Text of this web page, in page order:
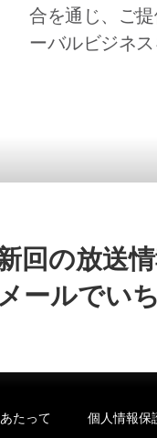
合を通じ、ご
ーバルビジネ
回の放送
ールでい
たって 個人情報保